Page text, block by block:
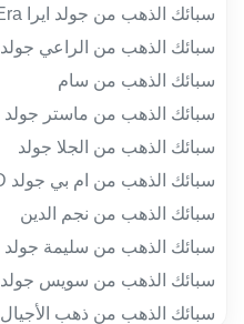
سبائك الذهب من جولد ايرا Gold Era
سبائك الذهب من الراعي جولد
سبائك الذهب من سام
سبائك الذهب من ماستر جولد
سبائك الذهب من الجلا جولد
سبائك الذهب من ام بي جولد MB GOLD
سبائك الذهب من نجم الدين
سبائك الذهب من سليمة جولد
سبائك الذهب من سويس جولد SWISS GOLD
سبائك الذهب من ذهب الأجيال